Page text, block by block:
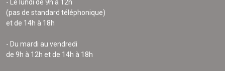
- Le lundi de 9h à 12h
(pas de standard téléphonique)
et de 14h à 18h
- Du mardi au vendredi
de 9h à 12h et de 14h à 18h